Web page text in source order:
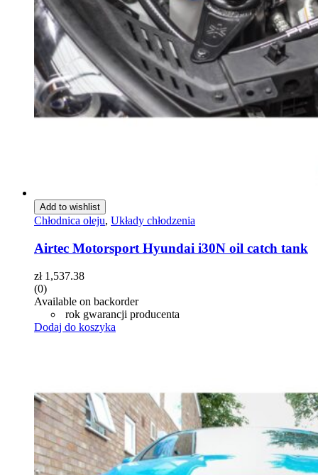
Add to wishlist
Chłodnica oleju, Układy chłodzenia
Airtec Motorsport Hyundai i30N oil catch tank
zł1,537.38
(0)
Available on backorder
rok gwarancji producenta
Dodaj do koszyka